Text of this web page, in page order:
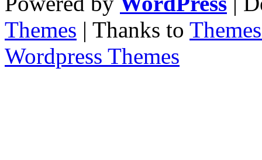
Themes | Thanks to
Wordpress Themes